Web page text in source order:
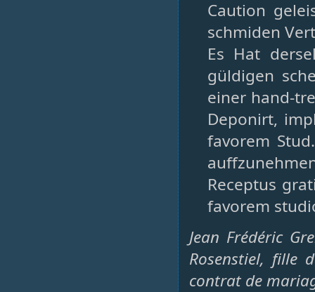
Caution
schmiden
Es Hat
güldigen
einer hand-
Deponirt,
favorem
Receptus
favorem
Jean Frédéric
Rosenstiel, fille
contrat de